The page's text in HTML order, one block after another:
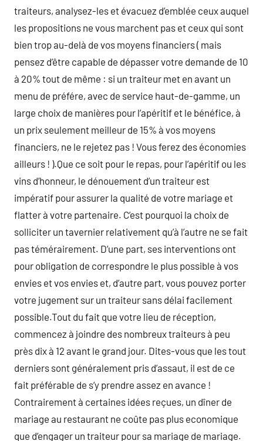
traiteurs, analysez-les et évacuez d’emblée ceux auquel
les propositions ne vous marchent pas et ceux qui sont
bien trop au-delà de vos moyens financiers ( mais
pensez d’être capable de dépasser votre demande de 10
à 20% tout de même : si un traiteur met en avant un
menu de préfére, avec de service haut-de-gamme, un
large choix de manières pour l’apéritif et le bénéfice, à
un prix seulement meilleur de 15% à vos moyens
financiers, ne le rejetez pas ! Vous ferez des économies
ailleurs ! ).Que ce soit pour le repas, pour l’apéritif ou les
vins d’honneur, le dénouement d’un traiteur est
impératif pour assurer la qualité de votre mariage et
flatter à votre partenaire. C’est pourquoi la choix de
solliciter un tavernier relativement qu’à l’autre ne se fait
pas témérairement. D’une part, ses interventions ont
pour obligation de correspondre le plus possible à vos
envies et vos envies et, d’autre part, vous pouvez porter
votre jugement sur un traiteur sans délai facilement
possible.Tout du fait que votre lieu de réception,
commencez à joindre des nombreux traiteurs à peu
près dix à 12 avant le grand jour. Dites-vous que les tout
derniers sont généralement pris d’assaut, il est de ce
fait préférable de s’y prendre assez en avance !
Contrairement à certaines idées reçues, un dîner de
mariage au restaurant ne coûte pas plus economique
que d’engager un traiteur pour sa mariage de mariage.